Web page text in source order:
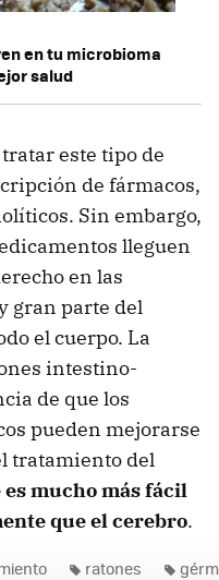
en tu microbioma
salud
este tipo de
de fármacos,
Sin embargo,
lleguen
en las
gran parte del
el cuerpo. La
intestino-
de que los
pueden mejorarse
tratamiento del
es mucho más fácil
que el cerebro.
ratones